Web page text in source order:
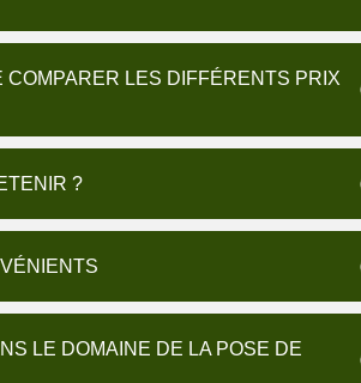
COMPARER LES DIFFÉRENTS PRIX
?
LE DOMAINE DE LA POSE DE